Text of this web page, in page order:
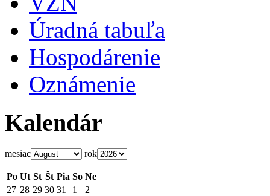
Úradná tabuľa
Hospodárenie
Oznámenie
Kalendár
mesiac rok
Po Ut St Št Pia So Ne
27 28 29 30 31 1
2